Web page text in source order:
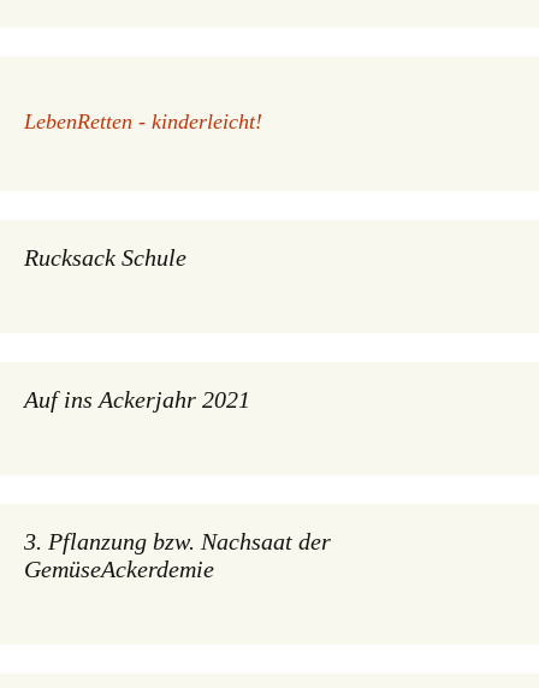
LebenRetten - kinderleicht!
Rucksack Schule
Auf ins Ackerjahr 2021
3. Pflanzung bzw. Nachsaat der
GemüseAckerdemie